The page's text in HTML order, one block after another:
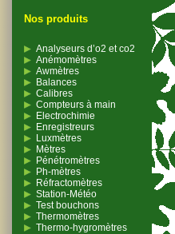
Nos produits
Analyseurs d’o2 et co2
Anémomètres
Awmètres
Balances
Calibres
Compteurs à main
Electrochimie
Enregistreurs
Luxmètres
Mètres
Pénétromètres
Ph-mètres
Réfractomètres
Station-Météo
Test bouchons
Thermomètres
Thermo-hygromètres